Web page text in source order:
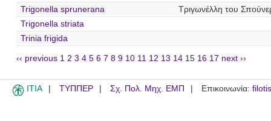
Trigonella sprunerana
Τριγωνέλλη του
Trigonella striata
Trinia frigida
‹‹ previous 1 2 3 4 5 6 7 8 9 10 11 12 13 14 15 16 17 next ››
ITIA ΤΥΠΠΕΡ Σχ. Πολ. Μηχ. ΕΜΠ Επικοινωνία: